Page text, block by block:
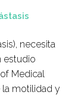
necesita
estudio
Medical
motilidad y